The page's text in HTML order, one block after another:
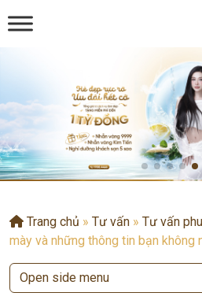
Trang chủ » Tư vấn » Tư vấn
mày và những thông tin bạn không
Open side menu